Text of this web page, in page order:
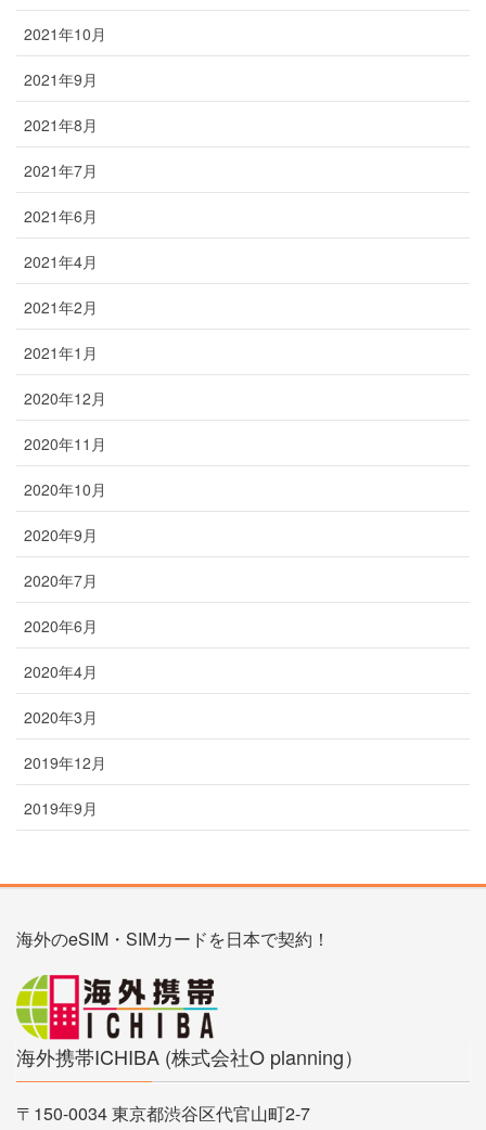
2021年10月
2021年9月
2021年8月
2021年7月
2021年6月
2021年4月
2021年2月
2021年1月
2020年12月
2020年11月
2020年10月
2020年9月
2020年7月
2020年6月
2020年4月
2020年3月
2019年12月
2019年9月
海外のeSIM・SIMカードを日本で契約！
海外携帯ICHIBA (株式会社O planning）
〒150-0034 東京都渋谷区代官山町2-7